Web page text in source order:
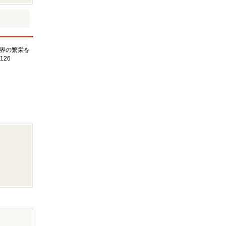
の繁栄を